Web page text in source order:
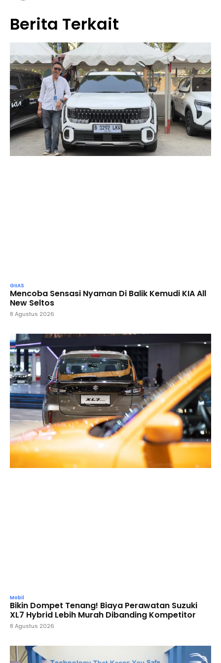
Berita Terkait
GIIAS
Mencoba Sensasi Nyaman Di Balik Kemudi KIA All
New Seltos
8 Agustus 2026
Mobil
Bikin Dompet Tenang! Biaya Perawatan Suzuki
XL7 Hybrid Lebih Murah Dibanding Kompetitor
8 Agustus 2026